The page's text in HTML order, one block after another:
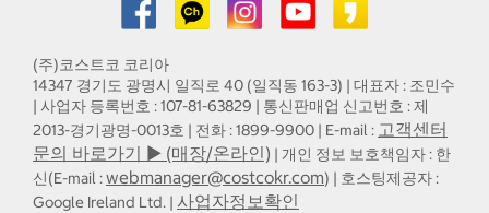
(주)코스트코 코리아
14347 경기도 광명시 일직로 40 (일직동 163-3) | 대표자 : 조민수
| 사업자 등록번호 : 107-81-63829 | 통신판매업 신고번호 : 제
2013-경기광명-0013호 | 전화 : 1899-9900 | E-mail : 고객센터
문의 바로가기 ▶ (매장/온라인) | 개인 정보 보호책임자 : 한
신(E-mail :webmanager@costcokr.com) | 호스팅제공자 :
Google Ireland Ltd. | 사업자정보확인